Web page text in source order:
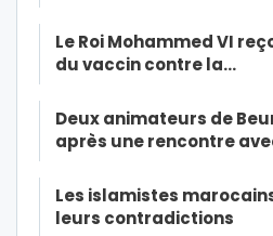
Le Roi Mohammed VI
du vaccin contre la…
Deux animateurs de
après une rencontre
Les islamistes
leurs contradictions